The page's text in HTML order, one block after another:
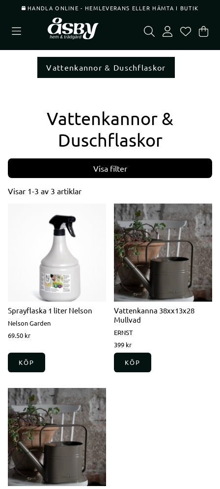
HANDLA ONLINE - HEMLEVERANS ELLER HÄMTA I BUTIK
.
Vattenkannor & Duschflaskor
Vattenkannor &
Duschflaskor
Filtrera
Visar 1-3 av 3 artiklar
Sprayflaska 1 liter Nelson
Nelson Garden
69.50 kr
KÖP
Vattenkanna 38xx13x28
Mullvad
ERNST
399 kr
KÖP